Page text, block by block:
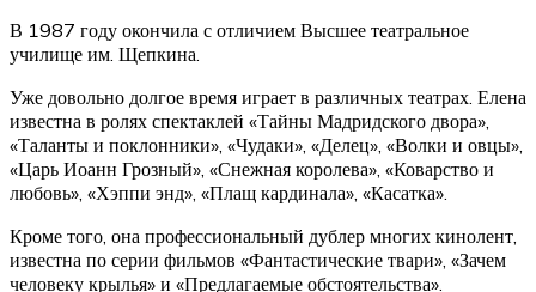
В 1987 году окончила с отличием Высшее театральное
училище им. Щепкина.
Уже довольно долгое время играет в различных театрах. Елена
известна в ролях спектаклей «Тайны Мадридского двора»,
«Таланты и поклонники», «Чудаки», «Делец», «Волки и овцы»,
«Царь Иоанн Грозный», «Снежная королева», «Коварство и
любовь», «Хэппи энд», «Плащ кардинала», «Касатка».
Кроме того, она профессиональный дублер многих кинолент,
известна по серии фильмов «Фантастические твари», «Зачем
человеку крылья» и «Предлагаемые обстоятельства».